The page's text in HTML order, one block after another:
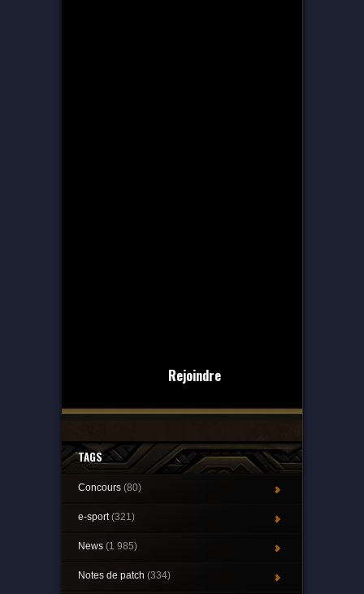
Rejoindre
TAGS
Concours (80)
e-sport(321)
News (1 985)
Notes de patch (334)